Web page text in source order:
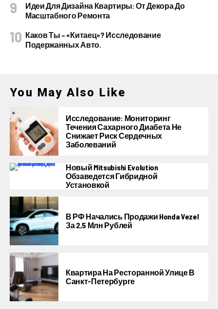
Идеи Для Дизайна Квартиры: От Декора До
Масштабного Ремонта
Каков Ты – «китаец»? Исследование
Подержанных Авто.
You May Also Like
Исследование: Мониторинг
Течения Сахарного Диабета Не
Снижает Риск Сердечных
Заболеваний
Новый Mitsubishi Evolution
Обзаведется Гибридной
Установкой
В РФ Начались Продажи Honda Vezel
За 2,5 Млн Рублей
Квартира На Ресторанной Улице В
Санкт-Петербурге